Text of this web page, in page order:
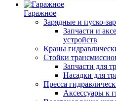
Гаражное
Зарядные и пуско-
Запчасти и
устройств
Краны
Стойки
Запчасти для
Насадки для
Пресса
Аксессуары к